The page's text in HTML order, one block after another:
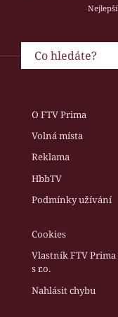
O FTV Prima
Volná místa
Reklama
HbbTV
Podmínky užívání
Cookies
Vlastník FTV Prima
s r.o.
Nahlásit chybu